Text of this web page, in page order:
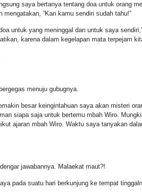
saya bertanya tentang doa untuk orang
mengatakan, ”Kan kamu sendiri sudah tahu!”
untuk yang meninggal dan untuk saya
karena dalam kegelapan mata terpejam
menuju gubugnya.
besar keingintahuan saya akan misteri
siapa saja untuk bertemu mbah Wiro.
ajaran mbah Wiro. Waktu saya tanyakan
jawabannya. Malaekat maut?!
pada suatu hari berkunjung ke tempat